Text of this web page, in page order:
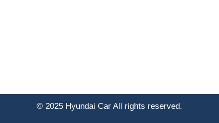
© 2025 Hyundai Car All rights reserved.